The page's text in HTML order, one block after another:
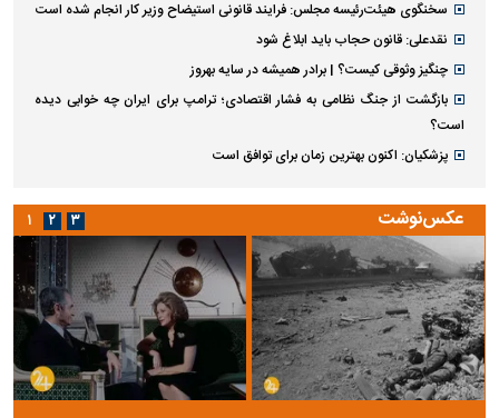
سخنگوی هیئت‌رئیسه مجلس: فرایند قانونی استیضاح وزیر کار انجام شده است
نقدعلی: قانون حجاب باید ابلاغ شود
چنگیز وثوقی کیست؟ | برادر همیشه در سایه بهروز
بازگشت از جنگ نظامی به فشار اقتصادی؛ ترامپ برای ایران چه خوابی دیده
است؟
پزشکیان: اکنون بهترین زمان برای توافق است
عکس‌نوشت ۱ ۲ ۳